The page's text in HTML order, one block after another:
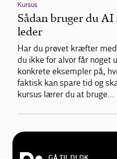
Kursus
Sådan bruger du
leder
Har du prøvet kræfter
du ikke for alvor får noget
konkrete eksempler på,
faktisk kan spare tid og
kursus lærer du at bruge…